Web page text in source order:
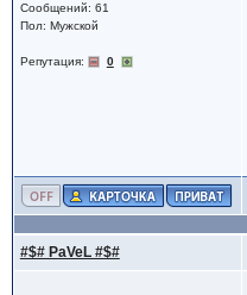
Сообщений: 61
Пол: Мужской
Репутация: 0
#$# PaVeL #$#